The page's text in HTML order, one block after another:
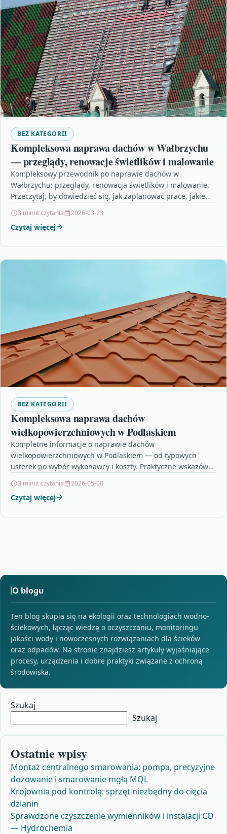
BEZ KATEGORII
Kompleksowa naprawa dachów w Wałbrzychu
— przeglądy, renowacje świetlików i malowanie
Kompleksowy przewodnik po naprawie dachów w
Wałbrzychu: przeglądy, renowacja świetlików i malowanie.
Przeczytaj, by dowiedzieć się, jak zaplanować prace, jakie
3 minut czytania 2026-03-23
Czytaj więcej
BEZ KATEGORII
Kompleksowa naprawa dachów
wielkopowierzchniowych w Podlaskiem
Kompletne informacje o naprawie dachów
wielkopowierzchniowych w Podlaskiem — od typowych
usterek po wybór wykonawcy i koszty. Praktyczne wskazówki
3 minut czytania 2026-05-08
Czytaj więcej
O blogu
Ten blog skupia się na ekologii oraz technologiach wodno-
ściekowych, łącząc wiedzę o oczyszczaniu, monitoringu
jakości wody i nowoczesnych rozwiązaniach dla ścieków
oraz odpadów. Na stronie znajdziesz artykuły wyjaśniające
procesy, urządzenia i dobre praktyki związane z ochroną
środowiska.
Szukaj
Szukaj
Ostatnie wpisy
Montaż centralnego smarowania: pompa, precyzyjne
dozowanie i smarowanie mgłą MQL
Krojownia pod kontrolą: sprzęt niezbędny do cięcia
dzianin
Sprawdzone czyszczenie wymienników i instalacji CO
— Hydrochemia